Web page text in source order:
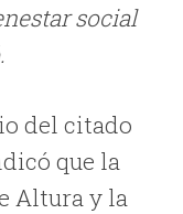
social
del citado
que la
Altura y la